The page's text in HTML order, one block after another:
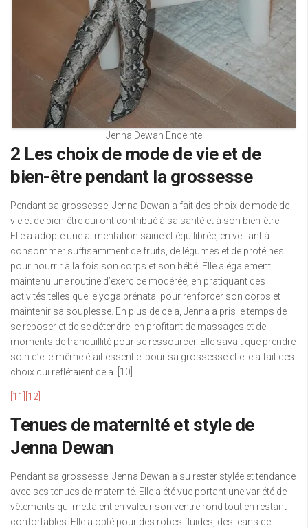
Jenna Dewan Enceinte
2 Les choix de mode de vie et de
bien-être pendant la grossesse
Pendant sa grossesse, Jenna Dewan a fait des choix de mode de
vie et de bien-être qui ont contribué à sa santé et à son bien-être.
Elle a adopté une alimentation saine et équilibrée, en veillant à
consommer suffisamment de fruits, de légumes et de protéines
pour nourrir à la fois son corps et son bébé. Elle a également
maintenu une routine d’exercice modérée, en pratiquant des
activités telles que le yoga prénatal pour renforcer son corps et
maintenir sa souplesse. En plus de cela, Jenna a pris le temps de
se reposer et de se détendre, en profitant de massages et de
moments de tranquillité pour se ressourcer. Elle savait que prendre
soin d’elle-même était essentiel pour sa grossesse et elle a fait des
choix qui reflétaient cela. [10]
[11] [12]
Tenues de maternité et style de
Jenna Dewan
Pendant sa grossesse, Jenna Dewan a su rester stylée et tendance
avec ses tenues de maternité. Elle a été vue portant une variété de
vêtements qui mettaient en valeur son ventre rond tout en restant
confortables. Elle a opté pour des robes fluides, des jeans de